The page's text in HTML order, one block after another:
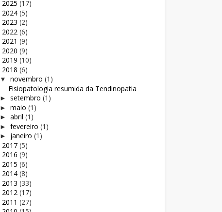
2025(17)
2024(5)
2023(2)
2022(6)
2021(9)
2020(9)
2019(10)
2018(6)
▼novembro(1)
Fisiopatologia resumida da Tendinopatia
►setembro(1)
►maio(1)
►abril(1)
►fevereiro(1)
► janeiro(1)
2017(5)
2016(9)
2015(6)
2014(8)
2013(33)
2012(17)
2011(27)